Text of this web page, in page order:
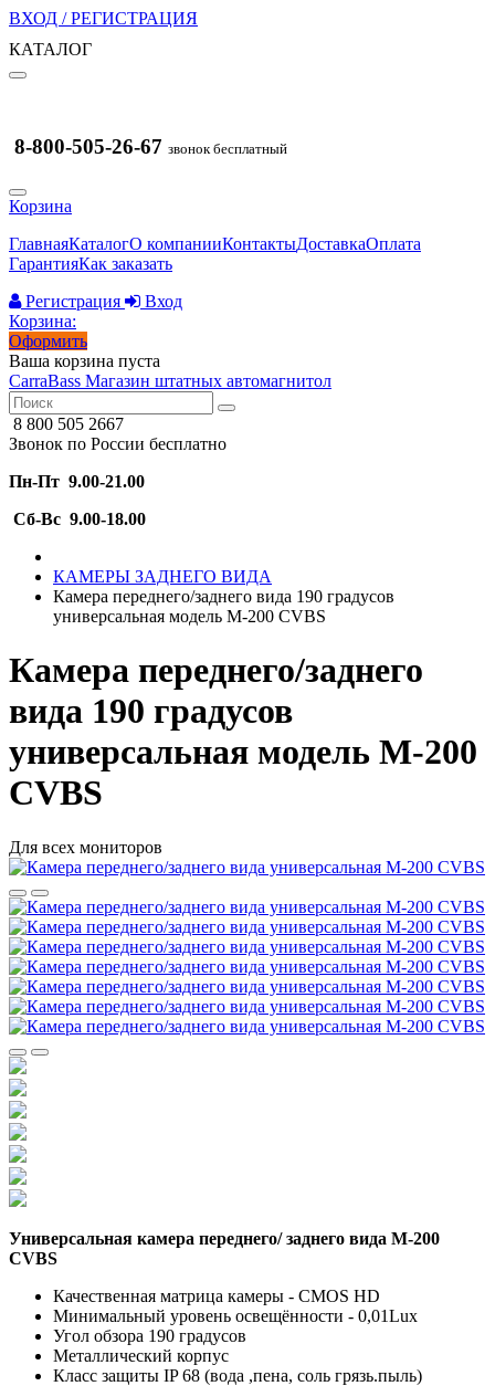
ВХОД / РЕГИСТРАЦИЯ
КАТАЛОГ
8-800-505-26-67 звонок бесплатный
Корзина
ГлавнаяКаталогО компанииКонтактыДоставкаОплата
ГарантияКак заказать
Регистрация
Вход
Корзина:
Оформить
Ваша корзина пуста
CarraBass Магазин штатных автомагнитол
8 800 505 2667
Звонок по России бесплатно
Пн-Пт 9.00-21.00
Сб-Вс 9.00-18.00
КАМЕРЫ ЗАДНЕГО ВИДА
Камера переднего/заднего вида 190 градусов
универсальная модель M-200 CVBS
Камера переднего/заднего
вида 190 градусов
универсальная модель M-200
CVBS
Для всех мониторов
Универсальная камера переднего/ заднего вида M-200
CVBS
Качественная матрица камеры - CMOS HD
Минимальный уровень освещённости - 0,01Lux
Угол обзора 190 градусов
Металлический корпус
Класс защиты IP 68 (вода ,пена, соль грязь.пыль)